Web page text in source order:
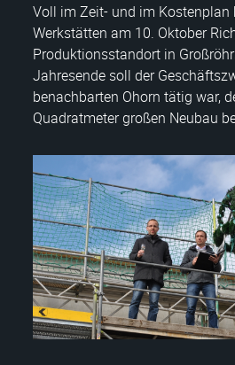
Voll im Zeit- und im Kostenplan
Werkstätten am 10. Oktober
Produktionsstandort in
Jahresende soll der
benachbarten Ohorn tätig war,
Quadratmeter großen Neubau